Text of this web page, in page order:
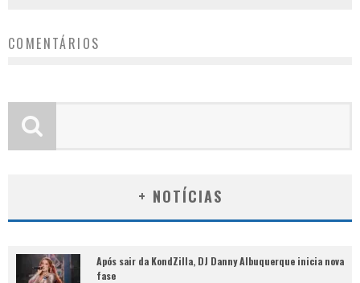
COMENTÁRIOS
+ NOTÍCIAS
Após sair da KondZilla, DJ Danny Albuquerque inicia nova
fase